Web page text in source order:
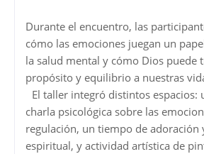
Durante el encuentro, las
cómo las emociones juegan un
la salud mental y cómo Dios puede
propósito y equilibrio a nuestras
El taller integró distintos espacios:
charla psicológica sobre las
regulación, un tiempo de adoración
espiritual, y actividad artística de